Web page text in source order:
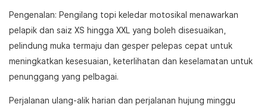
Pengenalan: Pengilang topi keledar motosikal menawarkan
pelapik dan saiz XS hingga XXL yang boleh disesuaikan,
pelindung muka termaju dan gesper pelepas cepat untuk
meningkatkan kesesuaian, keterlihatan dan keselamatan untuk
penunggang yang pelbagai.
Perjalanan ulang-alik harian dan perjalanan hujung minggu